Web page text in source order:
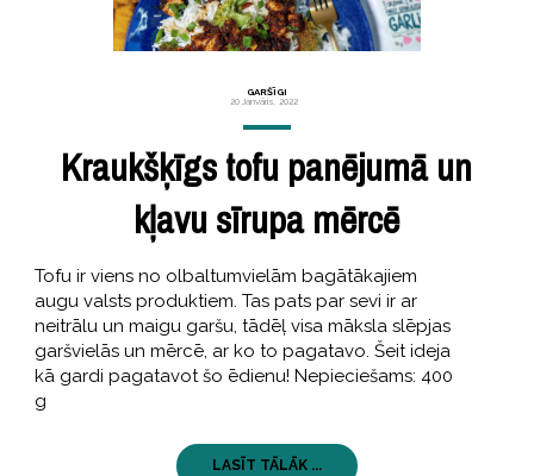
GARŠĪGI
20 Janvāris, 2022
Kraukšķīgs tofu panējumā un
kļavu sīrupa mērcē
Tofu ir viens no olbaltumvielām bagātākajiem
augu valsts produktiem. Tas pats par sevi ir ar
neitrālu un maigu garšu, tādēļ visa māksla slēpjas
garšvielās un mērcē, ar ko to pagatavo. Šeit ideja
kā gardi pagatavot šo ēdienu! Nepieciešams: 400
g
LASĪT TĀLĀK ...